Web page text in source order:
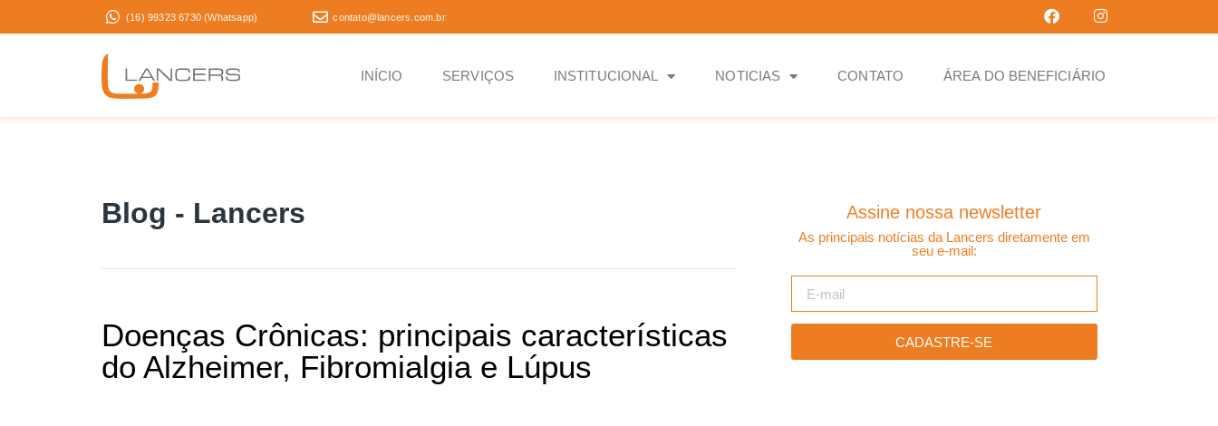
(16) 99323 6730 (Whatsapp) contato@lancers.com.br
INÍCIO SERVIÇOS INSTITUCIONAL NOTICIAS CONTATO ÁREA DO BENEFICIÁRIO
Blog - Lancers
Doenças Crônicas: principais características
do Alzheimer, Fibromialgia e Lúpus
Assine nossa newsletter
As principais notícias da Lancers diretamente em
seu e-mail:
CADASTRE-SE